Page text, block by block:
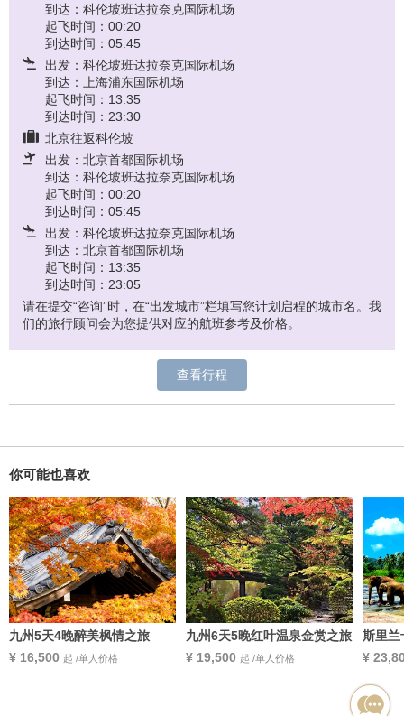
到达：科伦坡班达拉奈克国际机场
起飞时间：00:20
到达时间：05:45
出发：科伦坡班达拉奈克国际机场
到达：上海浦东国际机场
起飞时间：13:35
到达时间：23:30
北京往返科伦坡
出发：北京首都国际机场
到达：科伦坡班达拉奈克国际机场
起飞时间：00:20
到达时间：05:45
出发：科伦坡班达拉奈克国际机场
到达：北京首都国际机场
起飞时间：13:35
到达时间：23:05
请在提交“咨询”时，在“出发城市”栏填写您计划启程的城市名。我
们的旅行顾问会为您提供对应的航班参考及价格。
查看行程
你可能也喜欢
九州5天4晚醉美枫情之旅
¥ 16,500 起 /单人价格
九州6天5晚红叶温泉金赏之旅
¥ 19,500 起 /单人价格
斯里兰
¥